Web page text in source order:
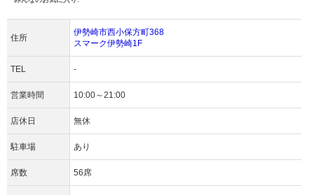
住所
伊勢崎市西小保方町368
スマーク伊勢崎1F
TEL -
営業時間 10:00～21:00
店休日 無休
駐車場 あり
席数 56席